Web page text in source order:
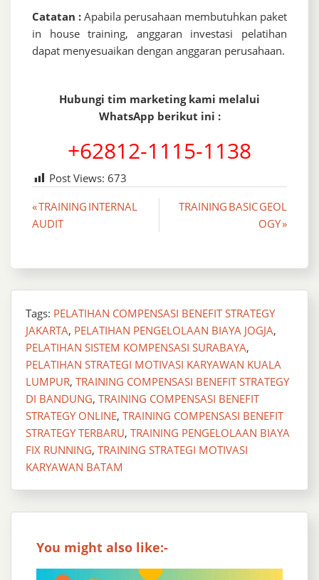
Catatan : Apabila perusahaan membutuhkan paket
in house training, anggaran investasi pelatihan
dapat menyesuaikan dengan anggaran perusahaan.
Hubungi tim marketing kami melalui
WhatsApp berikut ini :
+62812-1115-1138
Post Views: 673
Post
navigation
« TRAINING INTERNAL
AUDIT
TRAINING BASIC GEOL
OGY »
Tags: PELATIHAN COMPENSASI BENEFIT STRATEGY
JAKARTA, PELATIHAN PENGELOLAAN BIAYA JOGJA,
PELATIHAN SISTEM KOMPENSASI SURABAYA,
PELATIHAN STRATEGI MOTIVASI KARYAWAN KUALA
LUMPUR, TRAINING COMPENSASI BENEFIT STRATEGY
DI BANDUNG, TRAINING COMPENSASI BENEFIT
STRATEGY ONLINE, TRAINING COMPENSASI BENEFIT
STRATEGY TERBARU, TRAINING PENGELOLAAN BIAYA
FIX RUNNING, TRAINING STRATEGI MOTIVASI
KARYAWAN BATAM
You might also like:-